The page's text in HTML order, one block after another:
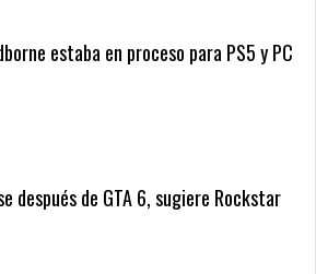
estaba en proceso para PS5 y PC
después de GTA 6, sugiere Rockstar